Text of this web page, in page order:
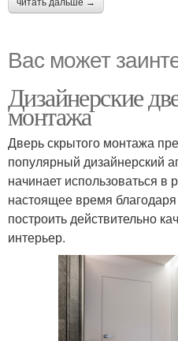
Вас может
Дизайнерские
монтажа
Дверь скрытого монтажа
популярный дизайнерский
начинает использоваться
настоящее время
построить действительно
интерьер.